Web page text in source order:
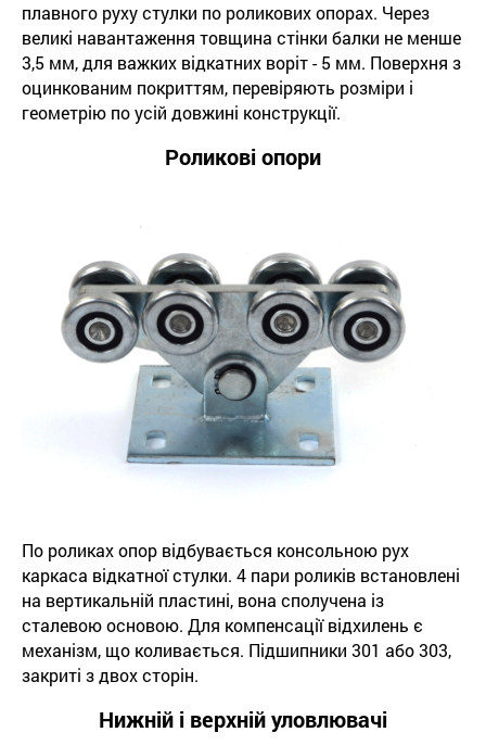
плавного руху стулки по роликових опорах. Через
великі навантаження товщина стінки балки не менше
3,5 мм, для важких відкатних воріт - 5 мм. Поверхня з
оцинкованим покриттям, перевіряють розміри і
геометрію по усій довжині конструкції.
Роликові опори
По роликах опор відбувається консольною рух
каркаса відкатної стулки. 4 пари роликів встановлені
на вертикальній пластині, вона сполучена із
сталевою основою. Для компенсації відхилень є
механізм, що коливається. Підшипники 301 або 303,
закриті з двох сторін.
Нижній і верхній уловлювачі